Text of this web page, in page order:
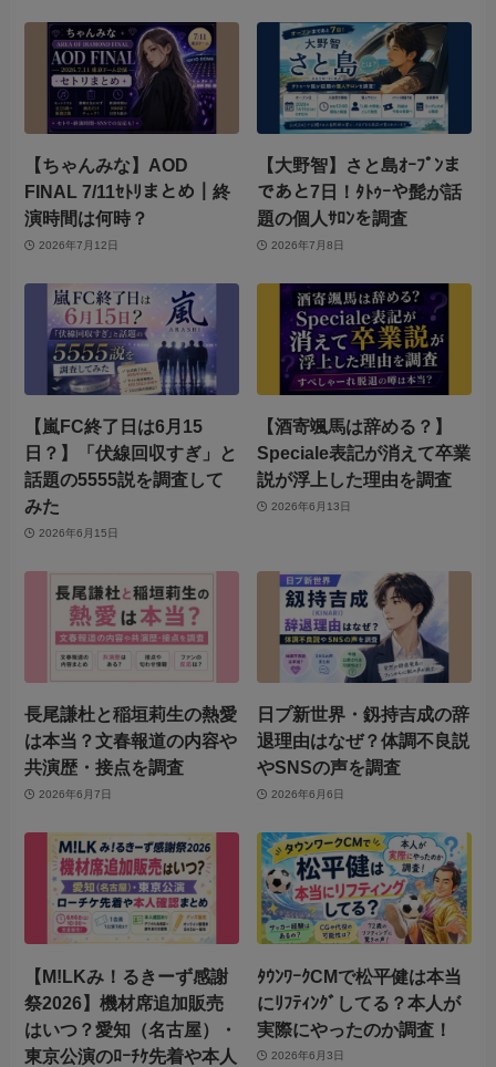
【ちゃんみな】AOD
FINAL 7/11ｾﾄﾘまとめ｜終
演時間は何時？
2026年7月12日
【大野智】さと島ｵｰﾌﾟﾝま
であと7日！ﾀﾄｩｰや髭が話
題の個人ｻﾛﾝを調査
2026年7月8日
【嵐FC終了日は6月15
日？】「伏線回収すぎ」と
話題の5555説を調査して
みた
2026年6月15日
【酒寄颯馬は辞める？】
Speciale表記が消えて卒業
説が浮上した理由を調査
2026年6月13日
長尾謙杜と稲垣莉生の熱愛
は本当？文春報道の内容や
共演歴・接点を調査
2026年6月7日
日プ新世界・釼持吉成の辞
退理由はなぜ？体調不良説
やSNSの声を調査
2026年6月6日
【M!LKみ！るきーず感謝
祭2026】機材席追加販売
はいつ？愛知（名古屋）・
東京公演のﾛｰﾁｹ先着や本人
ﾀｳﾝﾜｰｸCMで松平健は本当
にﾘﾌﾃｨﾝｸﾞしてる？本人が
実際にやったのか調査！
2026年6月3日